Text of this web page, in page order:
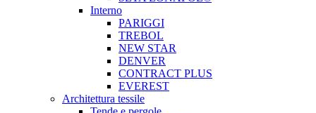
Interno
PARIGGI
TREBOL
NEW STAR
DENVER
CONTRACT PLUS
EVEREST
Architettura tessile